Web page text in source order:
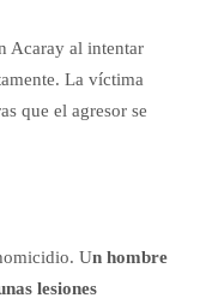
Acaray al intentar
La víctima
que el agresor se
Un hombre
lesiones